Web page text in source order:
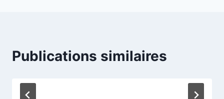
Publications similaires